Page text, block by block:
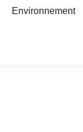
Environnement